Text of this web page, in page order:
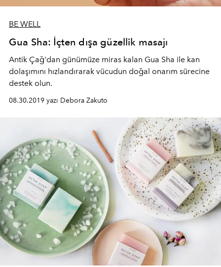
BE WELL
Gua Sha: İçten dışa güzellik masajı
Antik Çağ'dan günümüze miras kalan Gua Sha ile kan
dolaşımını hızlandırarak vücudun doğal onarım sürecine
destek olun.
08.30.2019 yazı Debora Zakuto